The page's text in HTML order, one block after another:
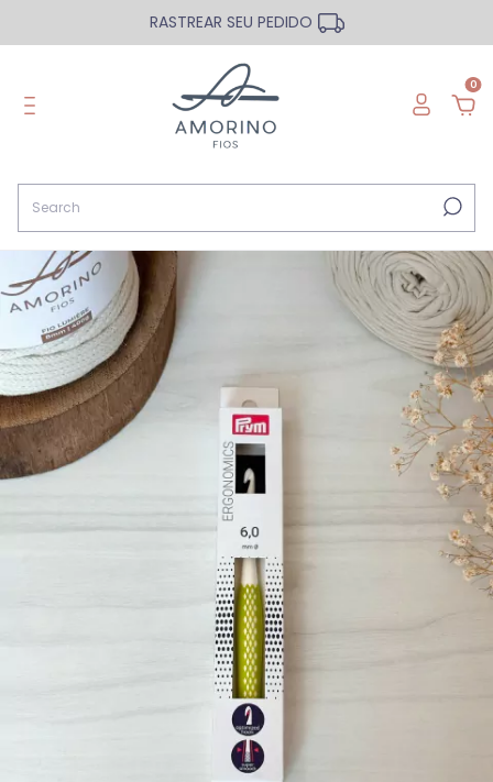
RASTREAR SEU PEDIDO
0